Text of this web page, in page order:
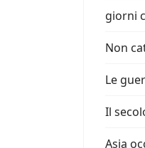
giorni
Non
Le
Il
Asia